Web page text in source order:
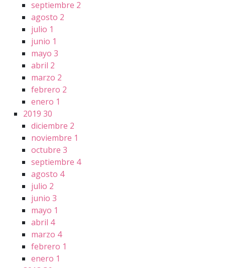
septiembre 2
agosto 2
julio 1
junio 1
mayo 3
abril 2
marzo 2
febrero 2
enero 1
2019 30
diciembre 2
noviembre 1
octubre 3
septiembre 4
agosto 4
julio 2
junio 3
mayo 1
abril 4
marzo 4
febrero 1
enero 1